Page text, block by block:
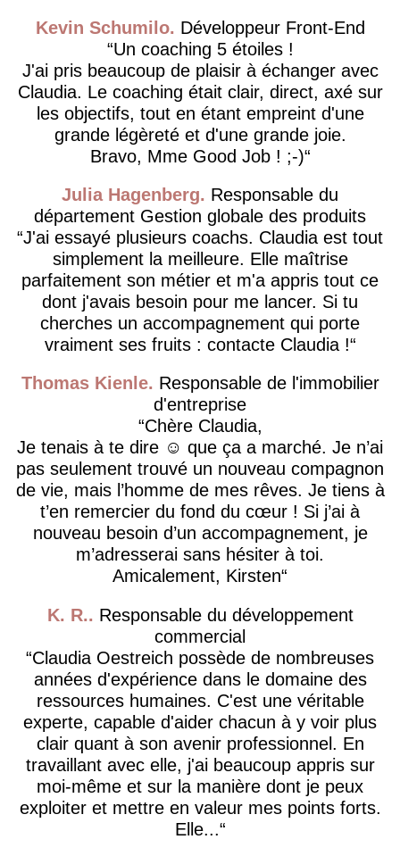
Kevin Schumilo
Développeur Front-End
Un coaching 5 étoiles !
J'ai pris beaucoup de plaisir à échanger avec
Claudia. Le coaching était clair, direct, axé sur
les objectifs, tout en étant empreint d'une
grande légèreté et d'une grande joie.
Bravo, Mme Good Job ! ;-)
Julia Hagenberg
Responsable du
département Gestion globale des produits
J'ai essayé plusieurs coachs. Claudia est tout
simplement la meilleure. Elle maîtrise
parfaitement son métier et m'a appris tout ce
dont j'avais besoin pour me lancer. Si tu
cherches un accompagnement qui porte
vraiment ses fruits : contacte Claudia !
Thomas Kienle
Responsable de l'immobilier
d'entreprise
Chère Claudia,
Je tenais à te dire ☺️ que ça a marché. Je n’ai
pas seulement trouvé un nouveau compagnon
de vie, mais l’homme de mes rêves. Je tiens à
t’en remercier du fond du cœur ! Si j’ai à
nouveau besoin d’un accompagnement, je
m’adresserai sans hésiter à toi.
Amicalement, Kirsten
K. R.
Responsable du développement
commercial
Claudia Oestreich possède de nombreuses
années d'expérience dans le domaine des
ressources humaines. C'est une véritable
experte, capable d'aider chacun à y voir plus
clair quant à son avenir professionnel. En
travaillant avec elle, j'ai beaucoup appris sur
moi-même et sur la manière dont je peux
exploiter et mettre en valeur mes points forts.
Elle...